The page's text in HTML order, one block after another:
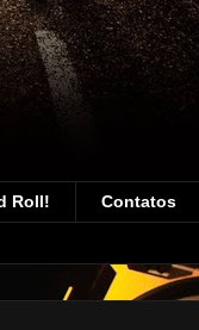
Roll! Contatos